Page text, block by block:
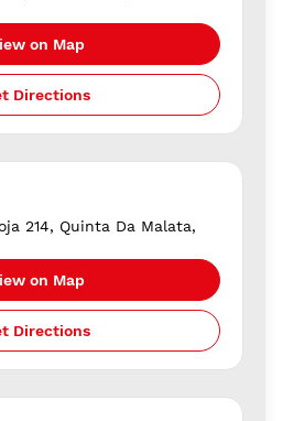
on Map
Directions
214, Quinta Da Malata,
on Map
Directions